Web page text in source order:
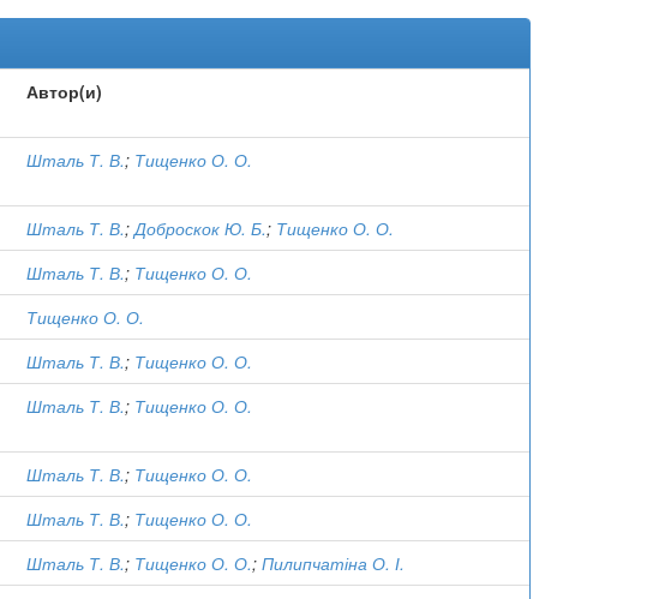
Автор(и)
Шталь Т. В.; Тищенко О. О.
Шталь Т. В.;Доброскок Ю. Б.; Тищенко О. О.
Шталь Т. В.; Тищенко О. О.
Тищенко О. О.
Шталь Т. В.; Тищенко О. О.
Шталь Т. В.; Тищенко О. О.
Шталь Т. В.; Тищенко О. О.
Шталь Т. В.; Тищенко О. О.
Шталь Т. В.; Тищенко О. О.; Пилипчатіна О. І.